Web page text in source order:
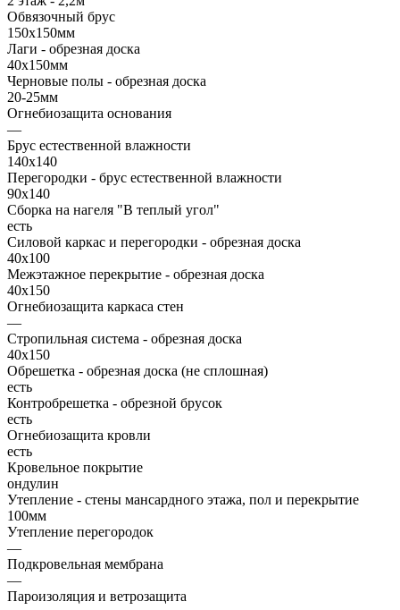
Обвязочный брус
150х150мм
Лаги - обрезная доска
40х150мм
Черновые полы - обрезная доска
20-25мм
Огнебиозащита основания
—
Брус естественной влажности
140х140
Перегородки - брус естественной влажности
90х140
Сборка на нагеля "В теплый угол"
есть
Силовой каркас и перегородки - обрезная доска
40х100
Межэтажное перекрытие - обрезная доска
40х150
Огнебиозащита каркаса стен
—
Стропильная система - обрезная доска
40х150
Обрешетка - обрезная доска (не сплошная)
есть
Контробрешетка - обрезной брусок
есть
Огнебиозащита кровли
есть
Кровельное покрытие
ондулин
Утепление - стены мансардного этажа, пол и перекрытие
100мм
Утепление перегородок
—
Подкровельная мембрана
—
Пароизоляция и ветрозащита